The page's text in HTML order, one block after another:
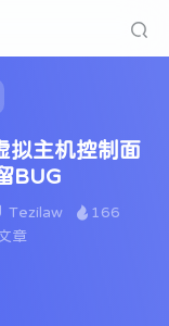
拟主机控制面
BUG
Tezilaw
166
章